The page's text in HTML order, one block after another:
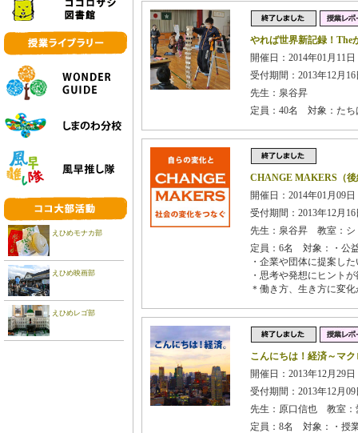
えひめモナカ部
えひめ映画部
えひめレゴ部
やれば世界新記録！The
開催日：2014年01月11
受付期間：2013年12月
先生：泉谷昇
定員：40名 対象：たち
CHANGE MAKERS（後
開催日：2014年01月09
受付期間：2013年12月
先生：泉谷昇 教室：シ
定員：6名 対象：・公
・企業や団体に提案し
・思考や発想にヒント
＊働き方、生き方に変
こんにちは！経済～マ
開催日：2013年12月29
受付期間：2013年12月
先生：原口信也 教室：
定員：8名 対象：・授